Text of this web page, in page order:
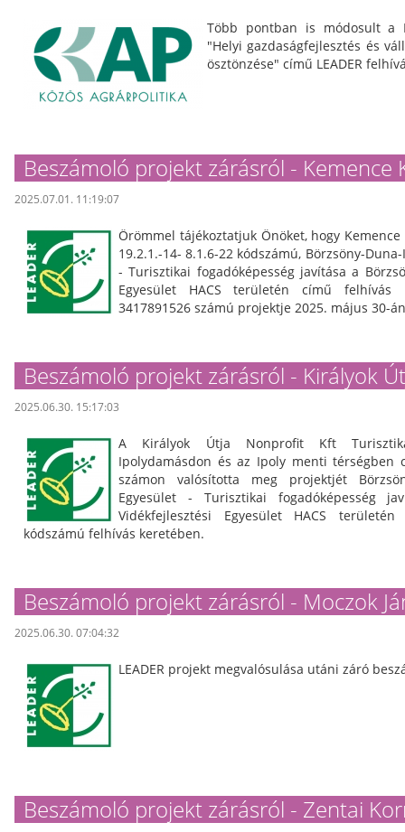
Több pontban is módosult a
"Helyi gazdaságfejlesztés és
ösztönzése" című LEADER
Beszámoló projekt zárásról - Kemence
2025.07.01. 11:19:07
Örömmel tájékoztatjuk Önöket, hogy Kemence
19.2.1.-14- 8.1.6-22 kódszámú, Börzsöny-
- Turisztikai fogadóképesség javítása a
Egyesület HACS területén című felhívás
3417891526 számú projektje 2025. május 30-
Beszámoló projekt zárásról - Királyok
2025.06.30. 15:17:03
A Királyok Útja Nonprofit Kft
Ipolydamásdon és az Ipoly menti térségben
számon valósította meg projektjét
Egyesület - Turisztikai fogadóképesség
Vidékfejlesztési Egyesület HACS területén
kódszámú felhívás keretében.
Beszámoló projekt zárásról - Moczok
2025.06.30. 07:04:32
LEADER projekt megvalósulása utáni záró
Beszámoló projekt zárásról - Zentai